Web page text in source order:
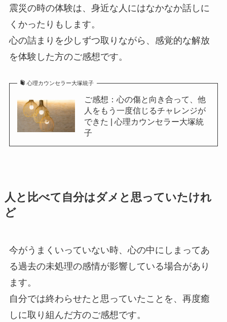
震災の時の体験は、身近な人にはなかなか話しに
くかったりもします。
心の詰まりを少しずつ取りながら、感覚的な解放
を体験した方のご感想です。
心理カウンセラー大塚統子
ご感想：心の傷と向き合って、他
人をもう一度信じるチャレンジが
できた | 心理カウンセラー大塚統
子
人と比べて自分はダメと思っていたけれ
ど
今がうまくいっていない時、心の中にしまってあ
る過去の未処理の感情が影響している場合があり
ます。
自分では終わらせたと思っていたことを、再度癒
しに取り組んだ方のご感想です。